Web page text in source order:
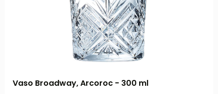
Vaso Broadway, Arcoroc - 300 ml